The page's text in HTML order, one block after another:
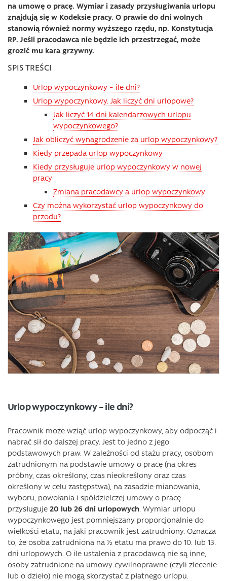
na umowę o pracę. Wymiar i zasady przysługiwania urlopu
znajdują się w Kodeksie pracy. O prawie do dni wolnych
stanowią również normy wyższego rzędu, np. Konstytucja
RP. Jeśli pracodawca nie będzie ich przestrzegać, może
grozić mu kara grzywny.
SPIS TREŚCI
Urlop wypoczynkowy – ile dni?
Urlop wypoczynkowy. Jak liczyć dni urlopowe?
Jak liczyć 14 dni kalendarzowych urlopu
wypoczynkowego?
Jak obliczyć wynagrodzenie za urlop wypoczynkowy?
Kiedy przepada urlop wypoczynkowy
Kiedy przysługuje urlop wypoczynkowy w nowej
pracy
Zmiana pracodawcy a urlop wypoczynkowy
Czy można wykorzystać urlop wypoczynkowy do
przodu?
Urlop wypoczynkowy – ile dni?
Pracownik może wziąć urlop wypoczynkowy, aby odpocząć i
nabrać sił do dalszej pracy. Jest to jedno z jego
podstawowych praw. W zależności od stażu pracy, osobom
zatrudnionym na podstawie umowy o pracę (na okres
próbny, czas określony, czas nieokreślony oraz czas
określony w celu zastępstwa), na zasadzie mianowania,
wyboru, powołania i spółdzielczej umowy o pracę
przysługuje 20 lub 26 dni urlopowych. Wymiar urlopu
wypoczynkowego jest pomniejszany proporcjonalnie do
wielkości etatu, na jaki pracownik jest zatrudniony. Oznacza
to, że osoba zatrudniona na ½ etatu ma prawo do 10. lub 13.
dni urlopowych. O ile ustalenia z pracodawcą nie są inne,
osoby zatrudnione na umowy cywilnoprawne (czyli zlecenie
lub o dzieło) nie mogą skorzystać z płatnego urlopu.